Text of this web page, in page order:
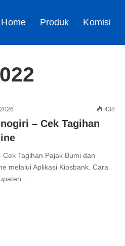
Home Produk Komisi
438
– Cek Tagihan
Cek Tagihan Pajak Bumi dan
melalui Aplikasi Kiosbank. Cara